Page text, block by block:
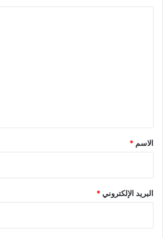
*
الاسم *
البريد الإلكتروني*